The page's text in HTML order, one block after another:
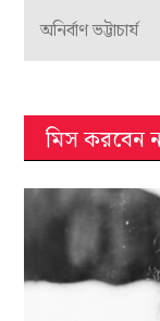
অনির্বাণ ভট্টাচার্য
মিস করবেন